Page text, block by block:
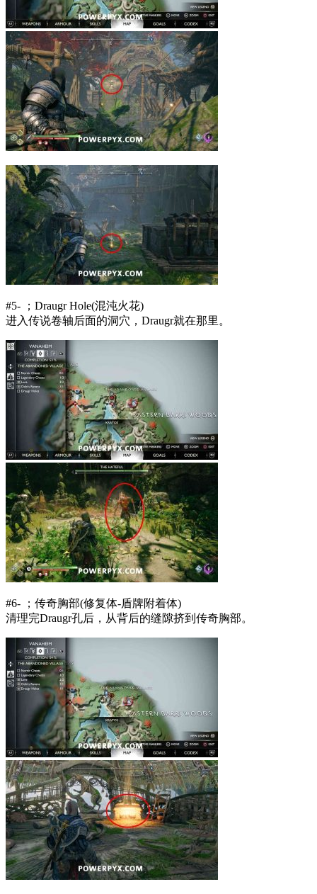
#5- ；Draugr Hole(混沌火花)
进入传说卷轴后面的洞穴，Draugr就在那里。
#6- ；传奇胸部(修复体-盾牌附着体)
清理完Draugr孔后，从背后的缝隙挤到传奇胸部。